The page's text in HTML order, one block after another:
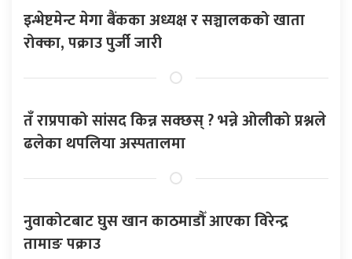
इन्भेष्टमेन्ट मेगा बैंकका अध्यक्ष र सञ्चालकको खाता
रोक्का, पक्राउ पुर्जी जारी
तँ राप्रपाको सांसद किन्न सक्छस् ? भन्ने ओलीको प्रश्नले
ढलेका थपलिया अस्पतालमा
नुवाकोटबाट घुस खान काठमाडौँ आएका विरेन्द्र
तामाङ पक्राउ